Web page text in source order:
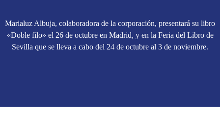
Marialuz Albuja, colaboradora de la corporación, presentará su libro
«Doble filo» el 26 de octubre en Madrid, y en la Feria del Libro de
Sevilla que se lleva a cabo del 24 de octubre al 3 de noviembre.